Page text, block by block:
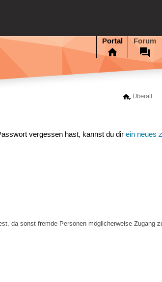
Portal Forum
vergessen hast, kannst du direin neues
da sonst fremde Personen möglicherweise Zugang